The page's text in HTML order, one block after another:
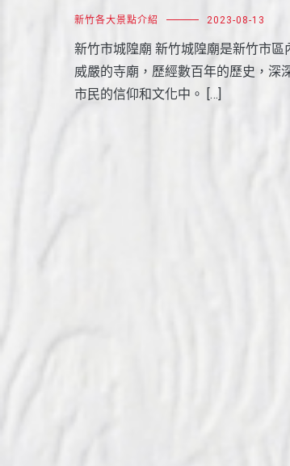
新竹各大景點介紹 2023-08-13
新竹市城隍廟 新竹城隍廟是新竹市區
威嚴的寺廟，歷經數百年的歷史，深
市民的信仰和文化中。 […]